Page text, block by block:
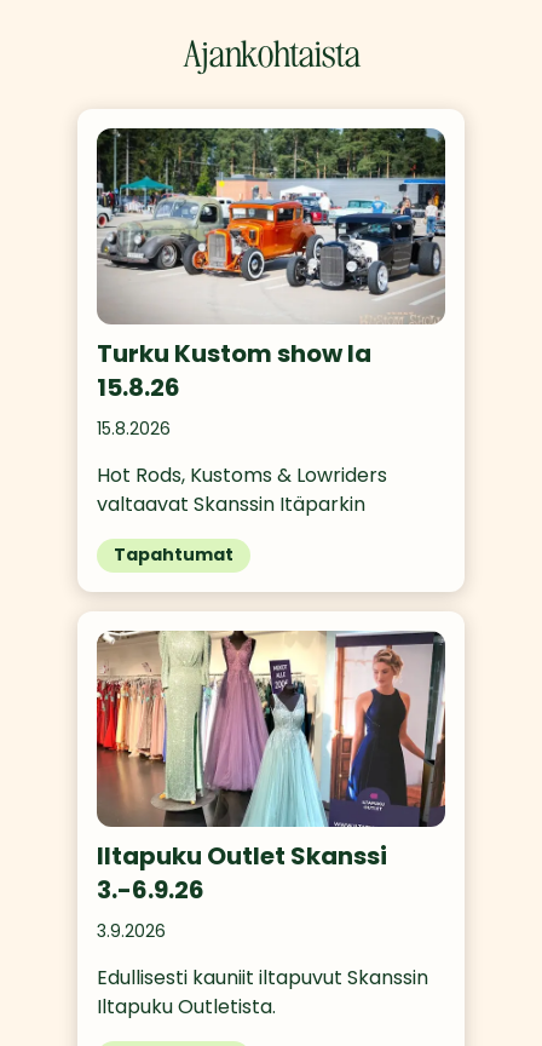
Ajankohtaista
Turku Kustom show la
15.8.26
15.8.2026
Hot Rods, Kustoms & Lowriders
valtaavat Skanssin Itäparkin
Tapahtumat
Iltapuku Outlet Skanssi
3.-6.9.26
3.9.2026
Edullisesti kauniit iltapuvut Skanssin
Iltapuku Outletista.